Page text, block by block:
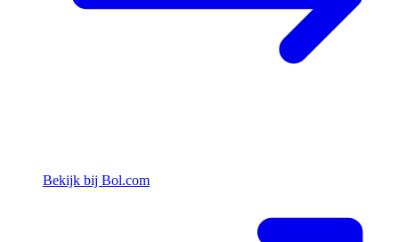
Bekijk bij Bol.com